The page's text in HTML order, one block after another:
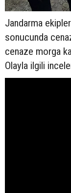
Jandarma
sonucunda
cenaze morga
Olayla ilgili